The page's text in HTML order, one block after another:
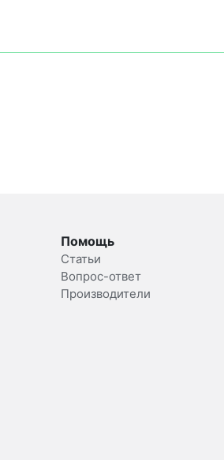
Помощь
Статьи
Вопрос-ответ
Производители